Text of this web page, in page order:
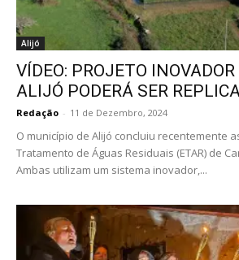
Alijó
VÍDEO: PROJETO
ALIJÓ PODERÁ SER
Redação - 11 de Dezembro, 2024
O município de Alijó concluiu recentemente
Tratamento de Águas Residuais (ETAR) de
Ambas utilizam um sistema inovador,...